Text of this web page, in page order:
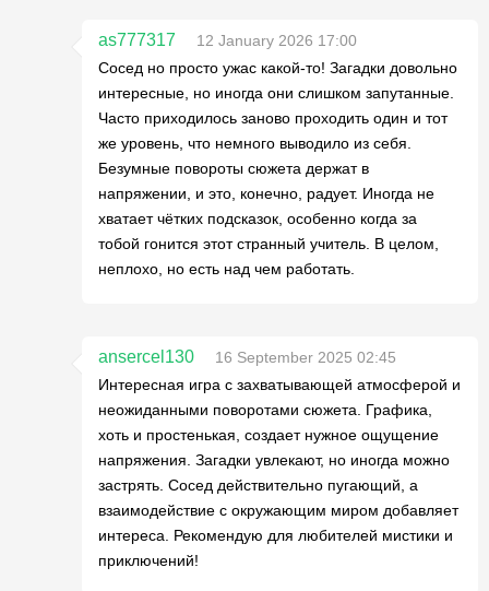
as777317
12 January 2026 17:00
Сосед но просто ужас какой-то! Загадки довольно
интересные, но иногда они слишком запутанные.
Часто приходилось заново проходить один и тот
же уровень, что немного выводило из себя.
Безумные повороты сюжета держат в
напряжении, и это, конечно, радует. Иногда не
хватает чётких подсказок, особенно когда за
тобой гонится этот странный учитель. В целом,
неплохо, но есть над чем работать.
ansercel130
16 September 2025 02:45
Интересная игра с захватывающей атмосферой и
неожиданными поворотами сюжета. Графика,
хоть и простенькая, создает нужное ощущение
напряжения. Загадки увлекают, но иногда можно
застрять. Сосед действительно пугающий, а
взаимодействие с окружающим миром добавляет
интереса. Рекомендую для любителей мистики и
приключений!